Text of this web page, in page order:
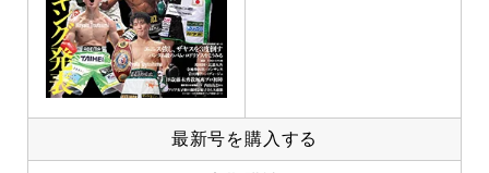
最新号を購入する